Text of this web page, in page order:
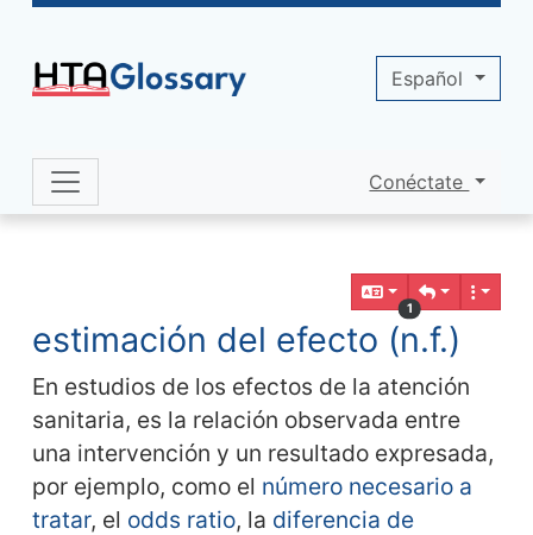
Navigation and related functionality
1
estimación del efecto (n.f.)
En estudios de los efectos de la atención
sanitaria, es la relación observada entre
una intervención y un resultado expresada,
por ejemplo, como el número necesario a
tratar, el odds ratio, la diferencia de
Site identity, navigation, etc.
Conéctate
Español